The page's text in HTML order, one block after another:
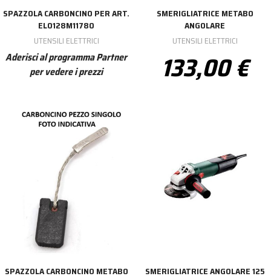
SPAZZOLA CARBONCINO PER ART.
EL0128M11780
UTENSILI ELETTRICI
Aderisci al programma Partner
per vedere i prezzi
SMERIGLIATRICE METABO
ANGOLARE
UTENSILI ELETTRICI
133,00 €
SPAZZOLA CARBONCINO METABO SMERIGLIATRICE ANGOLARE 125